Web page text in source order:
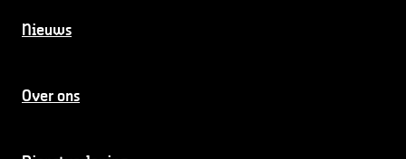
Nieuws
Over ons